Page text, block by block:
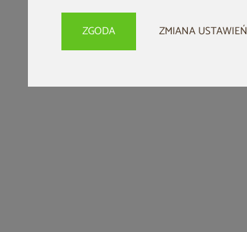
ZGODA ZMIANA USTAWIEŃ